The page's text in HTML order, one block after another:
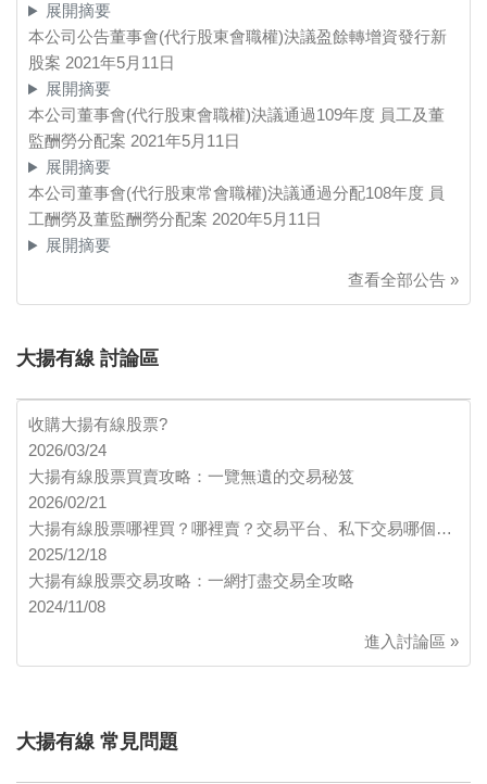
展開摘要
本公司公告董事會(代行股東會職權)決議盈餘轉增資發行新
股案 2021年5月11日
展開摘要
本公司董事會(代行股東會職權)決議通過109年度 員工及董
監酬勞分配案 2021年5月11日
展開摘要
本公司董事會(代行股東常會職權)決議通過分配108年度 員
工酬勞及董監酬勞分配案 2020年5月11日
展開摘要
查看全部公告 »
大揚有線 討論區
收購大揚有線股票?
2026/03/24
大揚有線股票買賣攻略：一覽無遺的交易秘笈
2026/02/21
大揚有線股票哪裡買？哪裡賣？交易平台、私下交易哪個…
2025/12/18
大揚有線股票交易攻略：一網打盡交易全攻略
2024/11/08
進入討論區 »
大揚有線 常見問題